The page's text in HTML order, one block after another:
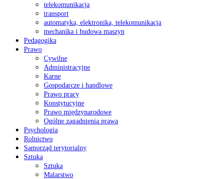
telekomunikacja
transport
automatyka, elektronika, telekomunikacja
mechanika i budowa maszyn
Pedagogika
Prawo
Cywilne
Administracyjne
Karne
Gospodarcze i handlowe
Prawo pracy
Konstytucyjne
Prawo międzynarodowe
Ogólne zagadnienia prawa
Psychologia
Rolnictwo
Samorząd terytorialny
Sztuka
Sztuka
Malarstwo